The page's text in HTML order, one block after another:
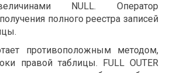
NULL. Оператор
полного реестра записей
противоположным методом,
правой таблицы. FULL OUTER